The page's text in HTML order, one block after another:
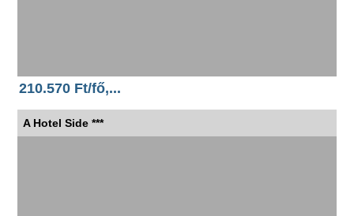
210.570 Ft/fő,...
A Hotel Side ***